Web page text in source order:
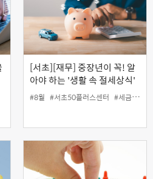
#인생설계
[서초][재무] 중장년이 꼭! 알
아야 하는 '생활 속 절세상식'
#8월 #서초50플러스센터 #세금 #인